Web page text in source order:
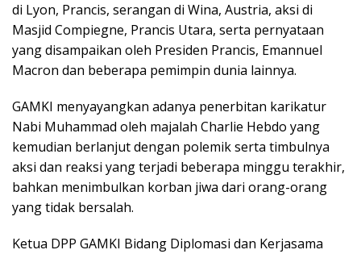
di Lyon, Prancis, serangan di Wina, Austria, aksi di
Masjid Compiegne, Prancis Utara, serta pernyataan
yang disampaikan oleh Presiden Prancis, Emannuel
Macron dan beberapa pemimpin dunia lainnya.
GAMKI menyayangkan adanya penerbitan karikatur
Nabi Muhammad oleh majalah Charlie Hebdo yang
kemudian berlanjut dengan polemik serta timbulnya
aksi dan reaksi yang terjadi beberapa minggu terakhir,
bahkan menimbulkan korban jiwa dari orang-orang
yang tidak bersalah.
Ketua DPP GAMKI Bidang Diplomasi dan Kerjasama